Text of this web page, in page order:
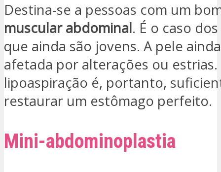
Destina-se a pessoas com um
muscular abdominal. É o caso
que ainda são jovens. A pele
afetada por alterações ou estrias.
lipoaspiração é, portanto,
restaurar um estômago perfeito.
Mini-abdominoplastia